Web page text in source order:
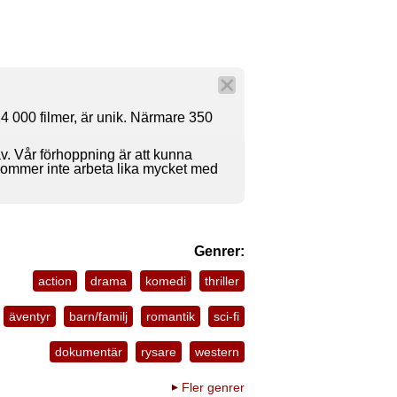
000 filmer, är unik. Närmare 350
Vår förhoppning är att kunna
inte arbeta lika mycket med
Genrer:
action drama komedi thriller
äventyr barn/familj romantik sci-fi
dokumentär rysare western
Fler genrer